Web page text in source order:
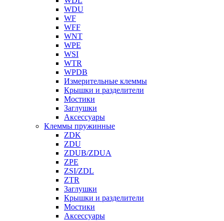
WDU
WF
WFF
WNT
WPE
WSI
WTR
WPDB
Измерительные клеммы
Крышки и разделители
Мостики
Заглушки
Аксессуары
Клеммы пружинные
ZDK
ZDU
ZDUB/ZDUA
ZPE
ZSI/ZDL
ZTR
Заглушки
Крышки и разделители
Мостики
Аксессуары